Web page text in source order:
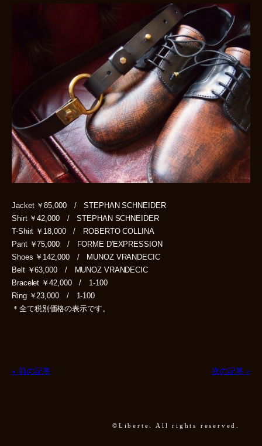
Jacket ￥85,000 / STEPHAN SCHNEIDER
Shirt ￥42,000 / STEPHAN SCHNEIDER
T-Shirt ￥18,000 / ROBERTO COLLINA
Pant ￥75,000 / FORME D′EXPRESSION
Shoes ￥142,000 / MUNOZ VRANDECIC
Belt ￥63,000 / MUNOZ VRANDECIC
Bracelet ￥42,000 / 1-100
Ring ￥23,000 / 1-100
＊全て税別価格の表示です。
« 前の記事 次の記事 »
©Liberte. All rights reserved.